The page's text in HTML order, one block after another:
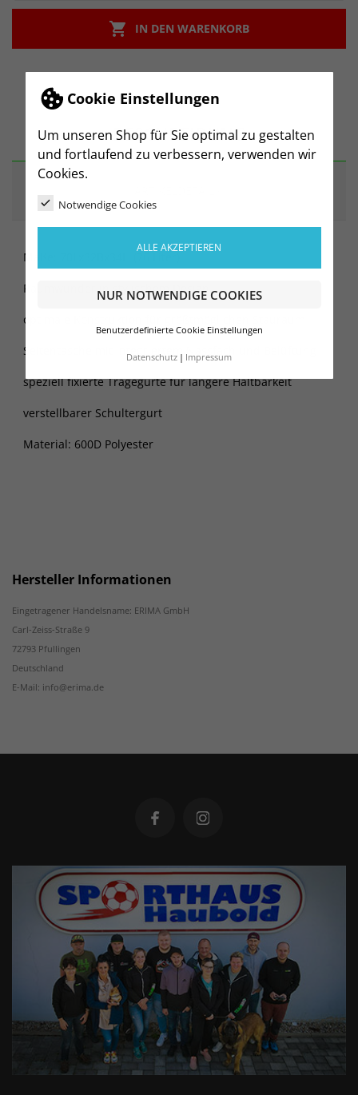
Cookie Einstellungen
Um unseren Shop für Sie optimal zu gestalten
und fortlaufend zu verbessern, verwenden wir
Cookies.
Notwendige Cookies
ALLE AKZEPTIEREN
NUR NOTWENDIGE COOKIES
Benutzerdefinierte Cookie Einstellungen
Datenschutz Impressum
 IN DEN WARENKORB
BESCHREIBUNG
Maße: 70Lx32Bx34H (76 Liter)
Raumwunder in stylischem Design.
optimale Konstruktion für größtmöglichen Stauraum
Seitentasche mit integriertem Nassfach und Belüftung
speziell fixierte Tragegurte für längere Haltbarkeit
verstellbarer Schultergurt
Material: 600D Polyester
Hersteller Informationen
Eingetragener Handelsname: ERIMA GmbH
Carl-Zeiss-Straße 9
72793 Pfullingen
Deutschland
E-Mail: info@erima.de